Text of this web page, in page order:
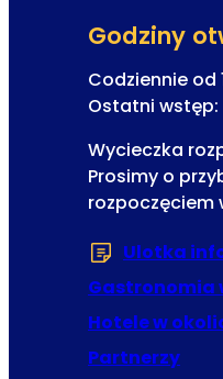
Godziny
Codziennie od
Ostatni wstęp:
Wycieczka
Prosimy o
rozpoczęciem
Ulotka
Gastronomia
Hotele w
Partnerzy